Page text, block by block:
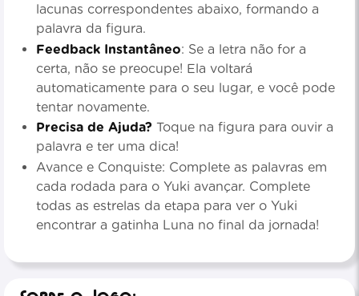
lacunas correspondentes abaixo, formando a
palavra da figura.
Feedback Instantâneo: Se a letra não for a
certa, não se preocupe! Ela voltará
automaticamente para o seu lugar, e você pode
tentar novamente.
Precisa de Ajuda? Toque na figura para ouvir a
palavra e ter uma dica!
Avance e Conquiste: Complete as palavras em
cada rodada para o Yuki avançar. Complete
todas as estrelas da etapa para ver o Yuki
encontrar a gatinha Luna no final da jornada!